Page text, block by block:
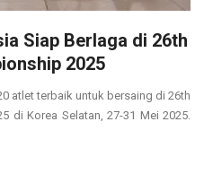
Siap Berlaga di 26th
2025
atlet terbaik untuk bersaing di 26th
di Korea Selatan, 27-31 Mei 2025.